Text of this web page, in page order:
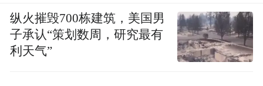
纵火摧毁700栋建筑，美国男
子承认“策划数周，研究最有
利天气”